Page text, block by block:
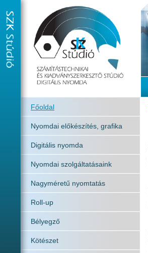
Főoldal
Nyomdai előkészítés, grafika
Digitális nyomda
Nyomdai szolgáltatásaink
Nagyméretű nyomtatás
Roll-up
Bélyegző
Kötészet